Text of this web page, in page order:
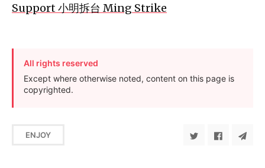
Support 小明拆台 Ming Strike
All rights reserved
Except where otherwise noted, content on this page is
copyrighted.
ENJOY